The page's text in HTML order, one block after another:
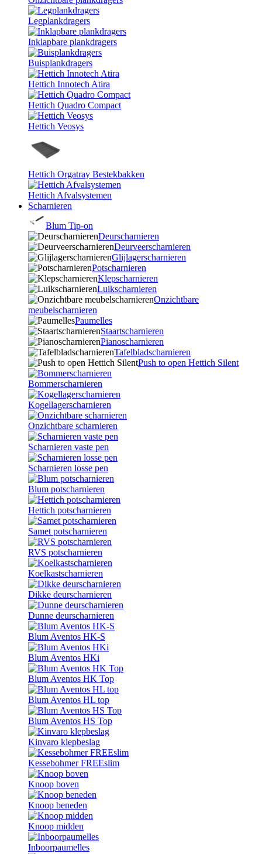
Legplankdragers
Inklapbare plankdragers
Buisplankdragers
Hettich Innotech Atira
Hettich Quadro Compact
Hettich Veosys
Hettich Orgatray Bestekbakken
Hettich Afvalsystemen
Scharnieren
Blum Tip-on
Deurscharnieren
Deurveerscharnieren
Glijlagerscharnieren
Potscharnieren
Klepscharnieren
Luikscharnieren
Onzichtbare
meubelscharnieren
Paumelles
Staartscharnieren
Pianoscharnieren
Tafelbladscharnieren
Push to open Hettich Silent
Bommerscharnieren
Kogellagerscharnieren
Onzichtbare scharnieren
Scharnieren vaste pen
Scharnieren losse pen
Blum potscharnieren
Hettich potscharnieren
Samet potscharnieren
RVS potscharnieren
Koelkastscharnieren
Dikke deurscharnieren
Dunne deurscharnieren
Blum Aventos HK-S
Blum Aventos HKi
Blum Aventos HK Top
Blum Aventos HL top
Blum Aventos HS Top
Kinvaro klepbeslag
Kessebohmer FREEslim
Knoop boven
Knoop beneden
Knoop midden
Inboorpaumelles